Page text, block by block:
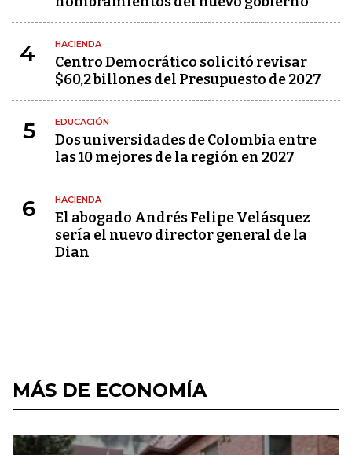
4 HACIENDA
Centro Democrático solicitó revisar
$60,2 billones del Presupuesto de 2027
5 EDUCACIÓN
Dos universidades de Colombia entre
las 10 mejores de la región en 2027
6 HACIENDA
El abogado Andrés Felipe Velásquez
sería el nuevo director general de la
Dian
MÁS DE ECONOMÍA